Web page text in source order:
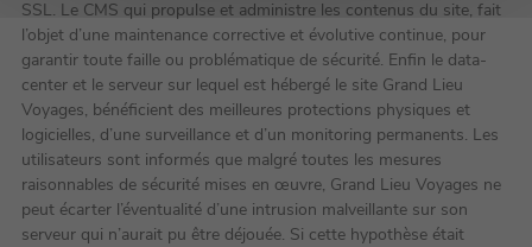
SSL. Le CMS qui propulse et administre les contenus du site, fait
l’objet d’une maintenance corrective et évolutive continue, pour
garantir toute faille ou problématique de sécurité. Enfin le data-
center et le serveur sur lequel est hébergé le site Grand Lieu
Voyages, bénéficient des meilleures protections physiques et
logicielles, d’une surveillance et d’un monitoring permanents. Les
utilisateurs sont informés que malgré toutes les mesures
raisonnables de sécurité mises en œuvre, Grand Lieu Voyages ne
peut écarter l’éventualité d’une intrusion malveillante sur son
serveur qui n’aurait pu être déjouée. Si cette hypothèse était